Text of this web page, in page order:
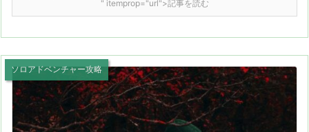
" itemprop="url">記事を読む
ソロアドベンチャー攻略